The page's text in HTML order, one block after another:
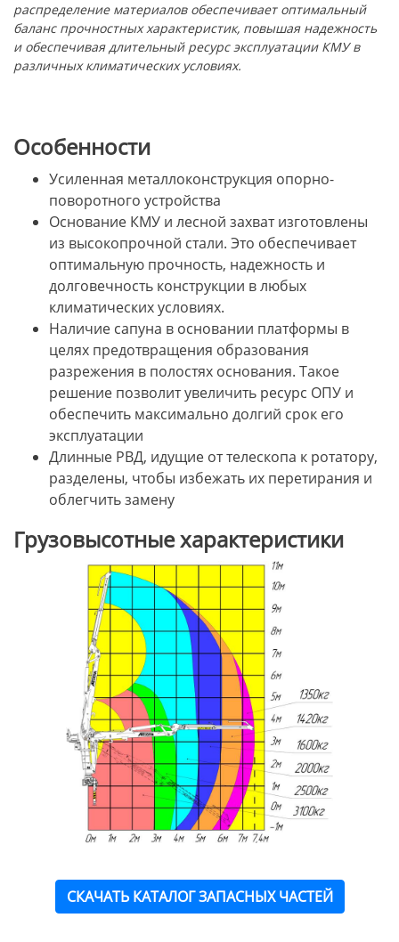
распределение материалов обеспечивает оптимальный
баланс прочностных характеристик, повышая надежность
и обеспечивая длительный ресурс эксплуатации КМУ в
различных климатических условиях.
Особенности
Усиленная металлоконструкция опорно-
поворотного устройства
Основание КМУ и лесной захват изготовлены
из высокопрочной стали. Это обеспечивает
оптимальную прочность, надежность и
долговечность конструкции в любых
климатических условиях.
Наличие сапуна в основании платформы в
целях предотвращения образования
разрежения в полостях основания. Такое
решение позволит увеличить ресурс ОПУ и
обеспечить максимально долгий срок его
эксплуатации
Длинные РВД, идущие от телескопа к ротатору,
разделены, чтобы избежать их перетирания и
облегчить замену
Грузовысотные характеристики
СКАЧАТЬ КАТАЛОГ ЗАПАСНЫХ ЧАСТЕЙ